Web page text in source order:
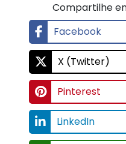
Compartilhe
Facebook
X (Twitter)
Pinterest
LinkedIn